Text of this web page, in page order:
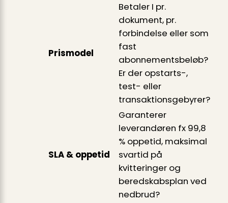
Pris­model
Betaler I pr.
dokument, pr.
forbindelse eller som
fast
abonnementsbeløb?
Er der opstarts-,
test- eller
transaktionsgebyrer?
SLA & oppetid
Garanterer
leverandøren fx 99,8
% oppetid, maksimal
svartid på
kvitteringer og
beredskabsplan ved
nedbrud?